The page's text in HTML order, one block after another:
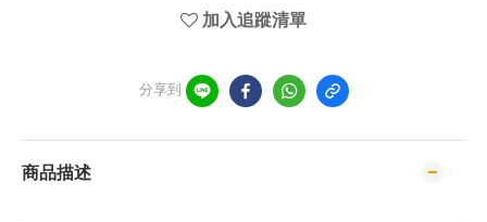
加入追蹤清單
分享到
商品描述